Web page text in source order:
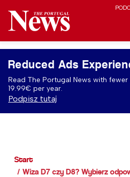
Reduced Ads
Read The Portugal News with
19.99€ per year.
Podpisz tutaj
Start
Wiza D7 czy D8? Wybierz